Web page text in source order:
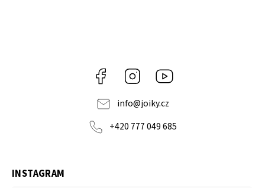
Facebook Instagram
info@joiky.cz
+420 777 049 685
INSTAGRAM